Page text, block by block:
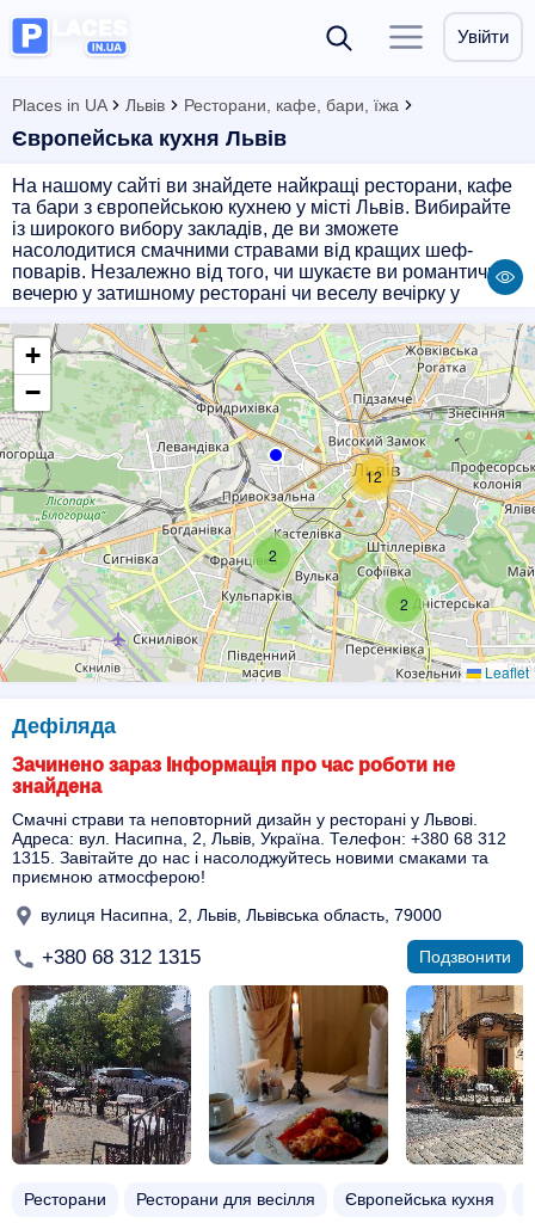
Увійти
Places in UA Львів Ресторани, кафе, бари, їжа
Європейська кухня Львів
На нашому сайті ви знайдете найкращі ресторани, кафе
та бари з європейською кухнею у місті Львів. Вибирайте
із широкого вибору закладів, де ви зможете
насолодитися смачними стравами від кращих шеф-
поварів. Незалежно від того, чи шукаєте ви романтичну
вечерю у затишному ресторані чи веселу вечірку у
Завітайте до нас і насолоджуйтесь європейською кухнею
в Львові!
2
2
12
+
−
Leaflet
Дефіляда
Зачинено зараз Інформація про час роботи не
знайдена
Смачні страви та неповторний дизайн у ресторані у Львові.
Адреса: вул. Насипна, 2, Львів, Україна. Телефон: +380 68 312
1315. Завітайте до нас і насолоджуйтесь новими смаками та
приємною атмосферою!
вулиця Насипна, 2, Львів, Львівська область, 79000
+380 68 312 1315 Подзвонити
Ресторани Ресторани для весілля Європейська кухня